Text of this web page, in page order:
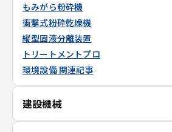
もみがら粉砕機
衝撃式粉砕乾燥機
縦型固液分離装置
トリートメントプロ
環境設備 関連記事
建設機械